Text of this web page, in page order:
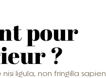
pour
?
ligula, non fringilla sapien